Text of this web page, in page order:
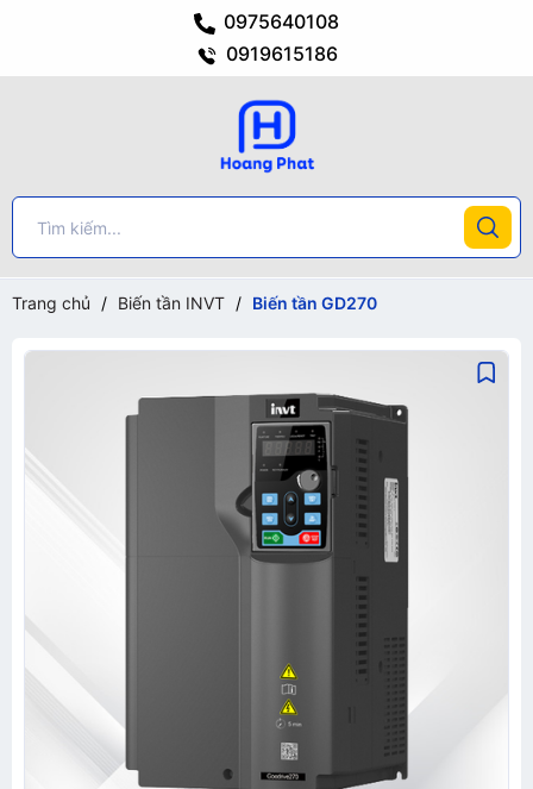
0975640108
0919615186
Trang chủ / Biến tần INVT / Biến tần GD270